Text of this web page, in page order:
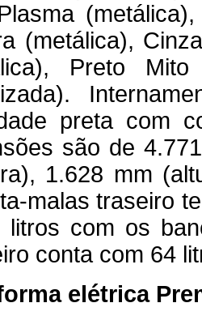
(metálica),
Preto
preta com
são de
1.628 mm
malas traseiro
litros com os
conta com 64
elétrica